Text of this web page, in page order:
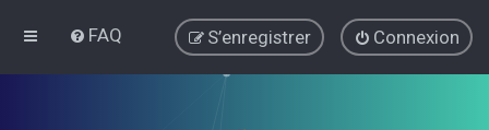
FAQ Connexion
S’enregistrer